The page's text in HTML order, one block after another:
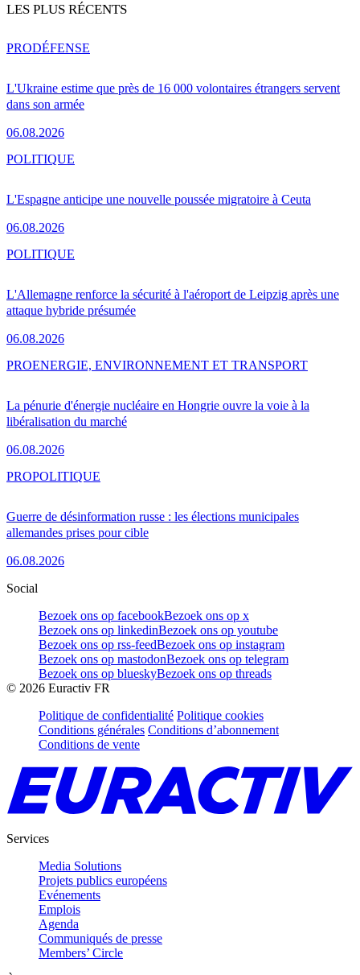
LES PLUS RÉCENTS
L'Ukraine estime que près de 16 000 volontaires étrangers servent
dans son armée
06.08.2026
PRODÉFENSE
L'Espagne anticipe une nouvelle poussée migratoire à Ceuta
06.08.2026
POLITIQUE
L'Allemagne renforce la sécurité à l'aéroport de Leipzig après une
attaque hybride présumée
06.08.2026
POLITIQUE
La pénurie d'énergie nucléaire en Hongrie ouvre la voie à la
libéralisation du marché
06.08.2026
PROENERGIE, ENVIRONNEMENT ET TRANSPORT
Guerre de désinformation russe : les élections municipales
allemandes prises pour cible
06.08.2026
PROPOLITIQUE
Social
Bezoek ons op facebookBezoek ons op x
Bezoek ons op linkedinBezoek ons op youtube
Bezoek ons op rss-feedBezoek ons op instagram
Bezoek ons op mastodonBezoek ons op telegram
Bezoek ons op blueskyBezoek ons op threads
© 2026 Euractiv FR
Politique de confidentialité Politique cookies
Conditions générales Conditions d’abonnement
Conditions de vente
Services
Media Solutions
Projets publics européens
Evénements
Emplois
Agenda
Communiqués de presse
Members’ Circle